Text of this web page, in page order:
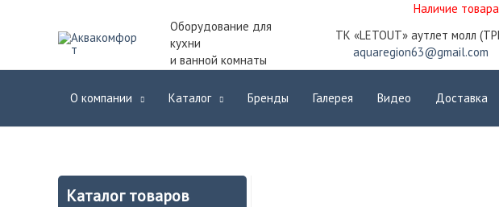
Наличие
Оборудование для
кухни
и ванной комнаты
ТК «LETOUT» аутлет молл
aquaregion63@gmail.com
О компании Каталог Бренды Галерея Видео Доставка
Каталог товаров